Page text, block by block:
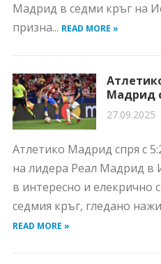
Мадрид в седми кръг на
призна... READ MORE »
Мадрид
27.09.2025
Атлетико Мадрид спря с
на лидера Реал Мадрид в
в интересно и елекрично
седмия кръг, гледано
READ MORE »